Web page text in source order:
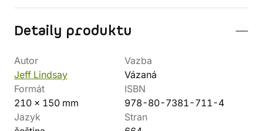
Detaily produktu
Autor
Jeff Lindsay
Vazba
Vázaná
Formát
210 x 150 mm
ISBN
978-80-7381-711-4
Jazyk
Stran